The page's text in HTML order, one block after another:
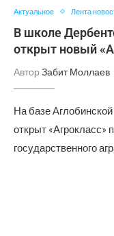
Актуальное Лента
В школе
открыт новый
Автор Забит Моллаев
На базе
открыт «Агрокласс»
государственного